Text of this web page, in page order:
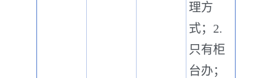
理方
式；2.
只有柜
台办；